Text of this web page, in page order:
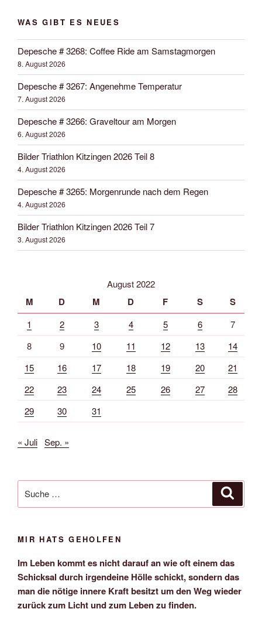
WAS GIBT ES NEUES
Depesche # 3268: Coffee Ride am Samstagmorgen
8. August 2026
Depesche # 3267: Angenehme Temperatur
7. August 2026
Depesche # 3266: Graveltour am Morgen
6. August 2026
Bilder Triathlon Kitzingen 2026 Teil 8
4. August 2026
Depesche # 3265: Morgenrunde nach dem Regen
4. August 2026
Bilder Triathlon Kitzingen 2026 Teil 7
3. August 2026
August 2022
M D M D F S S
1 2 3 4 5 6
7
8
9 10 11 12 13
14
15
16 17 18 19 20
21
22
23 24 25 26 27
28
29
30 31
« Juli Sep. »
nach:
MIR HATS GEHOLFEN
Im Leben kommt es nicht darauf an wie oft einem das
Schicksal durch irgendeine Hölle schickt, sondern das
man die nötige innere Kraft besitzt um den Weg wieder
zurück zum Licht und zum Leben zu finden.